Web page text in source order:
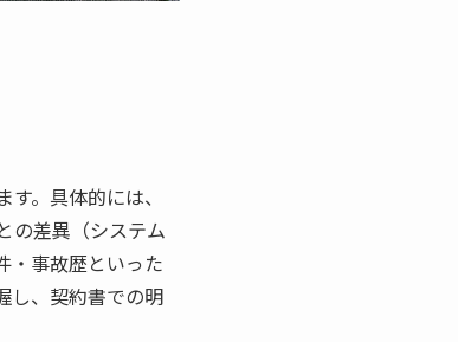
。具体的には、
の差異（システム
・事故歴といった
し、契約書での明